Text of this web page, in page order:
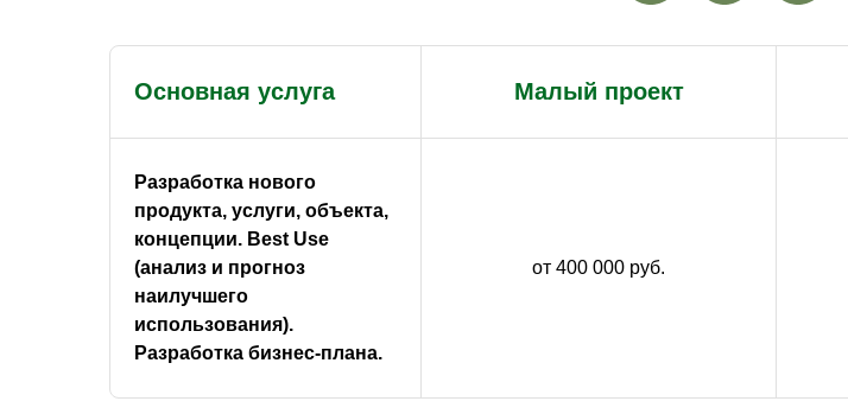
Основная услуга Малый проект
Разработка нового
продукта, услуги, объекта,
концепции. Best Use
(анализ и прогноз
наилучшего
использования).
Разработка бизнес-плана.
от 400 000 руб.